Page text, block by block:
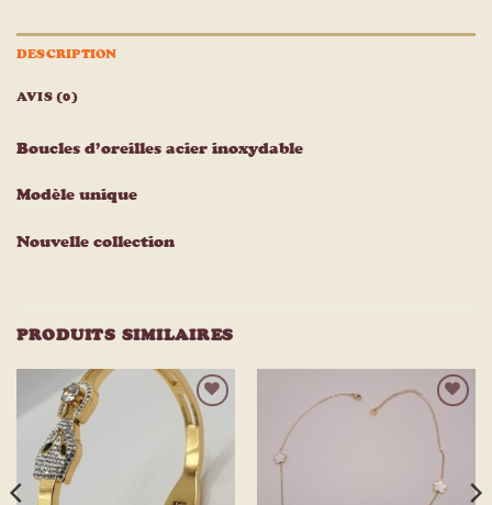
DESCRIPTION
AVIS (0)
Boucles d’oreilles acier inoxydable
Modèle unique
Nouvelle collection
PRODUITS SIMILAIRES
Ajouter
à la
liste
d’envies
Ajouter
à la
liste
d’envies